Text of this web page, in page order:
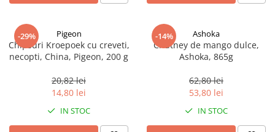
-29% Pigeon
Chipsuri Kroepoek cu creveti,
necopti, China, Pigeon, 200 g
20,82 lei
14,80 lei
IN STOC
-14% Ashoka
Chutney de mango dulce,
Ashoka, 865g
62,80 lei
53,80 lei
IN STOC